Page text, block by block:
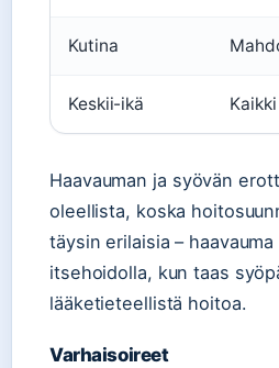
Kutina
Keskii-ikä
Haavauman ja syövän
oleellista, koska
täysin erilaisia –
itsehoidolla, kun taas
lääketieteellistä hoitoa.
Varhaisoireet